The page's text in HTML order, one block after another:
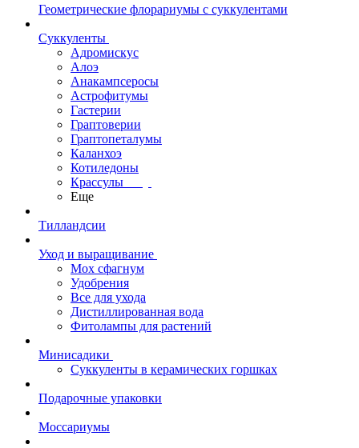
Геометрические флорариумы с суккулентами
Суккуленты
Адромискус
Алоэ
Анакампсеросы
Астрофитумы
Гастерии
Граптоверии
Граптопеталумы
Каланхоэ
Котиледоны
Крассулы
Еще
Тилландсии
Уход и выращивание
Мох сфагнум
Удобрения
Все для ухода
Дистиллированная вода
Фитолампы для растений
Минисадики
Суккуленты в керамических горшках
Подарочные упаковки
Моссариумы